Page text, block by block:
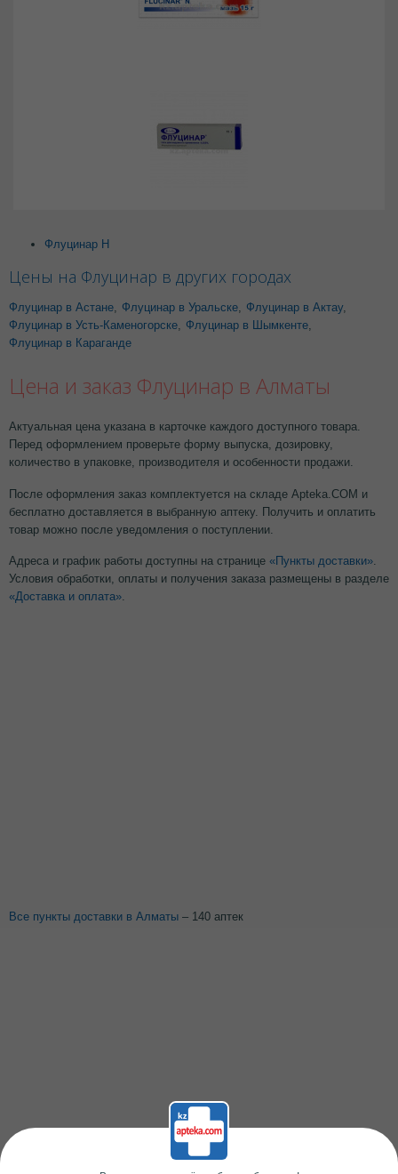
Флуцинар Н
Цены на Флуцинар в других городах
Флуцинар в Астане, Флуцинар в Уральске, Флуцинар в Актау,
Флуцинар в Усть-Каменогорске, Флуцинар в Шымкенте,
Флуцинар в Караганде
Цена и заказ Флуцинар в Алматы
Актуальная цена указана в карточке каждого доступного товара.
Перед оформлением проверьте форму выпуска, дозировку,
количество в упаковке, производителя и особенности продажи.
После оформления заказ комплектуется на складе Apteka.COM и
бесплатно доставляется в выбранную аптеку. Получить и оплатить
товар можно после уведомления о поступлении.
Адреса и график работы доступны на странице «Пункты доставки».
Условия обработки, оплаты и получения заказа размещены в разделе
«Доставка и оплата».
Все пункты доставки в Алматы – 140 аптек